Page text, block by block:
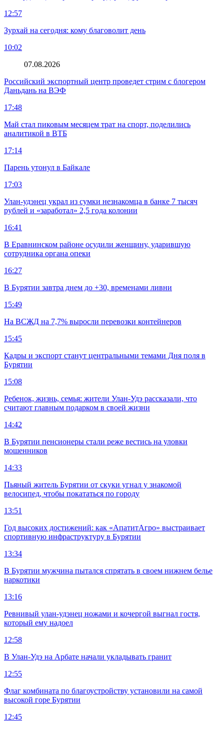
12:57
Зурхай на сегодня: кому благоволит день
10:02
07.08.2026
Российский экспортный центр проведет стрим с блогером
Даньдань на ВЭФ
17:48
Май стал пиковым месяцем трат на спорт, поделились
аналитикой в ВТБ
17:14
Парень утонул в Байкале
17:03
Улан-удэнец украл из сумки незнакомца в банке 7 тысяч
рублей и «заработал» 2,5 года колонии
16:41
В Еравнинском районе осудили женщину, ударившую
сотрудника органа опеки
16:27
В Бурятии завтра днем до +30, временами ливни
15:49
На ВСЖД на 7,7% выросли перевозки контейнеров
15:45
Кадры и экспорт станут центральными темами Дня поля в
Бурятии
15:08
Ребенок, жизнь, семья: жители Улан-Удэ рассказали, что
считают главным подарком в своей жизни
14:42
В Бурятии пенсионеры стали реже вестись на уловки
мошенников
14:33
Пьяный житель Бурятии от скуки угнал у знакомой
велосипед, чтобы покататься по городу
13:51
Год высоких достижений: как «АпатитАгро» выстраивает
спортивную инфраструктуру в Бурятии
13:34
В Бурятии мужчина пытался спрятать в своем нижнем белье
наркотики
13:16
Ревнивый улан-удэнец ножами и кочергой выгнал гостя,
который ему надоел
12:58
В Улан-Удэ на Арбате начали укладывать гранит
12:55
Флаг комбината по благоустройству установили на самой
высокой горе Бурятии
12:45